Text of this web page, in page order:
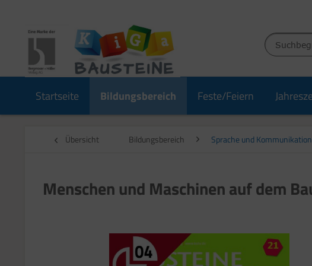
Startseite Bildungsbereich Feste/Feiern
Übersicht Bildungsbereich Sprache und Kommunikation
Menschen und Maschinen auf dem